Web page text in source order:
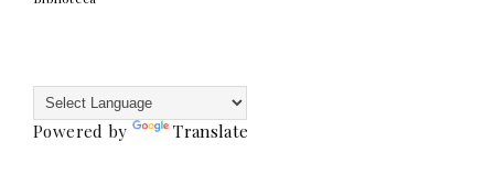
Powered by Translate